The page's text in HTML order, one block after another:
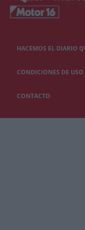
HACEMOS EL DIARIO
CONDICIONES DE
CONTACTO